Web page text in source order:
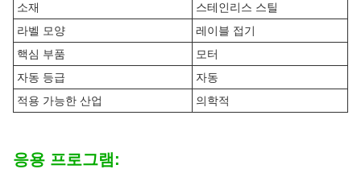
소재
스테인리스 스틸
라벨 모양
레이블 접기
핵심 부품
모터
자동 등급
자동
적용 가능한 산업
의학적
응용 프로그램: